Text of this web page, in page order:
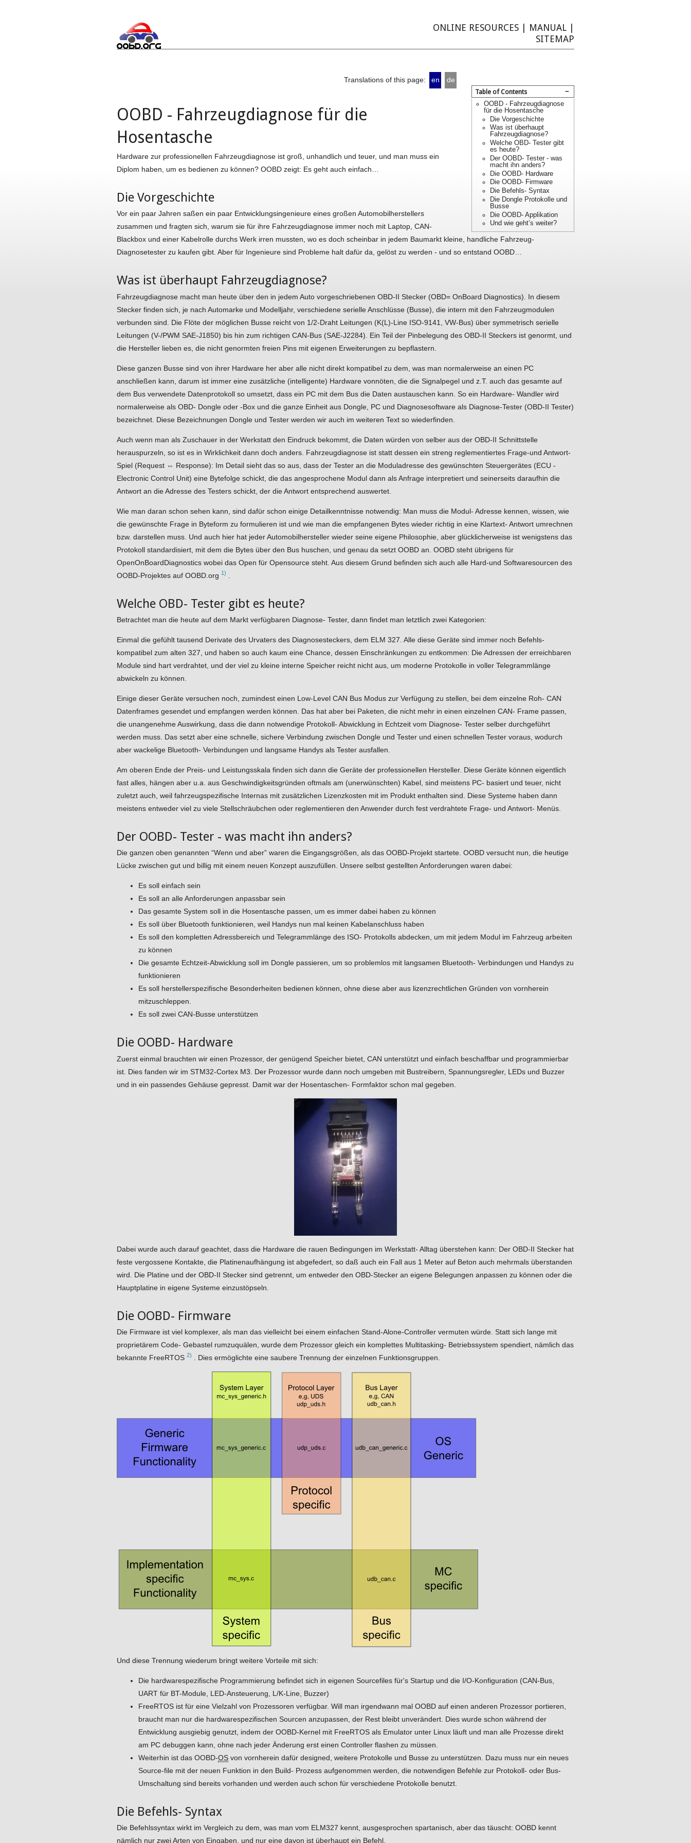
ONLINE RESOURCES MANUAL
SITEMAP
−
Table of Contents
OOBD - Fahrzeugdiagnose
für die Hosentasche
Die Vorgeschichte
Was ist überhaupt
Fahrzeugdiagnose?
Welche OBD- Tester gibt
es heute?
Der OOBD- Tester - was
macht ihn anders?
Die OOBD- Hardware
Die OOBD- Firmware
Die Befehls- Syntax
Die Dongle Protokolle und
Busse
Die OOBD- Applikation
Und wie geht’s weiter?
Translations of this page: en de
OOBD - Fahrzeugdiagnose für die
Hosentasche
Hardware zur professionellen Fahrzeugdiagnose ist groß, unhandlich und teuer, und man muss ein
Diplom haben, um es bedienen zu können? OOBD zeigt: Es geht auch einfach…
Die Vorgeschichte
Vor ein paar Jahren saßen ein paar Entwicklungsingenieure eines großen Automobilherstellers
zusammen und fragten sich, warum sie für ihre Fahrzeugdiagnose immer noch mit Laptop, CAN-
Blackbox und einer Kabelrolle durchs Werk irren mussten, wo es doch scheinbar in jedem Baumarkt kleine, handliche Fahrzeug-
Diagnosetester zu kaufen gibt. Aber für Ingenieure sind Probleme halt dafür da, gelöst zu werden - und so entstand OOBD…
Was ist überhaupt Fahrzeugdiagnose?
Fahrzeugdiagnose macht man heute über den in jedem Auto vorgeschriebenen OBD-II Stecker (OBD= OnBoard Diagnostics). In diesem
Stecker finden sich, je nach Automarke und Modelljahr, verschiedene serielle Anschlüsse (Busse), die intern mit den Fahrzeugmodulen
verbunden sind. Die Flöte der möglichen Busse reicht von 1/2-Draht Leitungen (K(L)-Line ISO-9141, VW-Bus) über symmetrisch serielle
Leitungen (V-/PWM SAE-J1850) bis hin zum richtigen CAN-Bus (SAE-J2284). Ein Teil der Pinbelegung des OBD-II Steckers ist genormt, und
die Hersteller lieben es, die nicht genormten freien Pins mit eigenen Erweiterungen zu bepflastern.
Diese ganzen Busse sind von ihrer Hardware her aber alle nicht direkt kompatibel zu dem, was man normalerweise an einen PC
anschließen kann, darum ist immer eine zusätzliche (intelligente) Hardware vonnöten, die die Signalpegel und z.T. auch das gesamte auf
dem Bus verwendete Datenprotokoll so umsetzt, dass ein PC mit dem Bus die Daten austauschen kann. So ein Hardware- Wandler wird
normalerweise als OBD- Dongle oder -Box und die ganze Einheit aus Dongle, PC und Diagnosesoftware als Diagnose-Tester (OBD-II Tester)
bezeichnet. Diese Bezeichnungen Dongle und Tester werden wir auch im weiteren Text so wiederfinden.
Auch wenn man als Zuschauer in der Werkstatt den Eindruck bekommt, die Daten würden von selber aus der OBD-II Schnittstelle
herauspurzeln, so ist es in Wirklichkeit dann doch anders. Fahrzeugdiagnose ist statt dessen ein streng reglementiertes Frage-und Antwort-
Spiel (Request ⇔ Response): Im Detail sieht das so aus, dass der Tester an die Moduladresse des gewünschten Steuergerätes (ECU -
Electronic Control Unit) eine Bytefolge schickt, die das angesprochene Modul dann als Anfrage interpretiert und seinerseits daraufhin die
Antwort an die Adresse des Testers schickt, der die Antwort entsprechend auswertet.
Wie man daran schon sehen kann, sind dafür schon einige Detailkenntnisse notwendig: Man muss die Modul- Adresse kennen, wissen, wie
die gewünschte Frage in Byteform zu formulieren ist und wie man die empfangenen Bytes wieder richtig in eine Klartext- Antwort umrechnen
bzw. darstellen muss. Und auch hier hat jeder Automobilhersteller wieder seine eigene Philosophie, aber glücklicherweise ist wenigstens das
Protokoll standardisiert, mit dem die Bytes über den Bus huschen, und genau da setzt OOBD an. OOBD steht übrigens für
OpenOnBoardDiagnostics wobei das Open für Opensource steht. Aus diesem Grund befinden sich auch alle Hard-und Softwaresourcen des
OOBD-Projektes auf OOBD.org 1)
Welche OBD- Tester gibt es heute?
Betrachtet man die heute auf dem Markt verfügbaren Diagnose- Tester, dann findet man letztlich zwei Kategorien:
Einmal die gefühlt tausend Derivate des Urvaters des Diagnosesteckers, dem ELM 327. Alle diese Geräte sind immer noch Befehls-
kompatibel zum alten 327, und haben so auch kaum eine Chance, dessen Einschränkungen zu entkommen: Die Adressen der erreichbaren
Module sind hart verdrahtet, und der viel zu kleine interne Speicher reicht nicht aus, um moderne Protokolle in voller Telegrammlänge
abwickeln zu können.
Einige dieser Geräte versuchen noch, zumindest einen Low-Level CAN Bus Modus zur Verfügung zu stellen, bei dem einzelne Roh- CAN
Datenframes gesendet und empfangen werden können. Das hat aber bei Paketen, die nicht mehr in einen einzelnen CAN- Frame passen,
die unangenehme Auswirkung, dass die dann notwendige Protokoll- Abwicklung in Echtzeit vom Diagnose- Tester selber durchgeführt
werden muss. Das setzt aber eine schnelle, sichere Verbindung zwischen Dongle und Tester und einen schnellen Tester voraus, wodurch
aber wackelige Bluetooth- Verbindungen und langsame Handys als Tester ausfallen.
Am oberen Ende der Preis- und Leistungsskala finden sich dann die Geräte der professionellen Hersteller. Diese Geräte können eigentlich
fast alles, hängen aber u.a. aus Geschwindigkeitsgründen oftmals am (unerwünschten) Kabel, sind meistens PC- basiert und teuer, nicht
zuletzt auch, weil fahrzeugspezifische Internas mit zusätzlichen Lizenzkosten mit im Produkt enthalten sind. Diese Systeme haben dann
meistens entweder viel zu viele Stellschräubchen oder reglementieren den Anwender durch fest verdrahtete Frage- und Antwort- Menüs.
Der OOBD- Tester - was macht ihn anders?
Die ganzen oben genannten “Wenn und aber” waren die Eingangsgrößen, als das OOBD-Projekt startete. OOBD versucht nun, die heutige
Lücke zwischen gut und billig mit einem neuen Konzept auszufüllen. Unsere selbst gestellten Anforderungen waren dabei:
Es soll einfach sein
Es soll an alle Anforderungen anpassbar sein
Das gesamte System soll in die Hosentasche passen, um es immer dabei haben zu können
Es soll über Bluetooth funktionieren, weil Handys nun mal keinen Kabelanschluss haben
Es soll den kompletten Adressbereich und Telegrammlänge des ISO- Protokolls abdecken, um mit jedem Modul im Fahrzeug arbeiten
zu können
Die gesamte Echtzeit-Abwicklung soll im Dongle passieren, um so problemlos mit langsamen Bluetooth- Verbindungen und Handys zu
funktionieren
Es soll herstellerspezifische Besonderheiten bedienen können, ohne diese aber aus lizenzrechtlichen Gründen von vornherein
mitzuschleppen.
Es soll zwei CAN-Busse unterstützen
Die OOBD- Hardware
Zuerst einmal brauchten wir einen Prozessor, der genügend Speicher bietet, CAN unterstützt und einfach beschaffbar und programmierbar
ist. Dies fanden wir im STM32-Cortex M3. Der Prozessor wurde dann noch umgeben mit Bustreibern, Spannungsregler, LEDs und Buzzer
und in ein passendes Gehäuse gepresst. Damit war der Hosentaschen- Formfaktor schon mal gegeben.
Dabei wurde auch darauf geachtet, dass die Hardware die rauen Bedingungen im Werkstatt- Alltag überstehen kann: Der OBD-II Stecker hat
feste vergossene Kontakte, die Platinenaufhängung ist abgefedert, so daß auch ein Fall aus 1 Meter auf Beton auch mehrmals überstanden
wird. Die Platine und der OBD-II Stecker sind getrennt, um entweder den OBD-Stecker an eigene Belegungen anpassen zu können oder die
Hauptplatine in eigene Systeme einzustöpseln.
Die OOBD- Firmware
Die Firmware ist viel komplexer, als man das vielleicht bei einem einfachen Stand-Alone-Controller vermuten würde. Statt sich lange mit
proprietärem Code- Gebastel rumzuquälen, wurde dem Prozessor gleich ein komplettes Multitasking- Betriebssystem spendiert, nämlich das
bekannte FreeRTOS 2) . Dies ermöglichte eine saubere Trennung der einzelnen Funktionsgruppen.
Und diese Trennung wiederum bringt weitere Vorteile mit sich:
Die hardwarespezifische Programmierung befindet sich in eigenen Sourcefiles für's Startup und die I/O-Konfiguration (CAN-Bus,
UART für BT-Module, LED-Ansteuerung, L/K-Line, Buzzer)
FreeRTOS ist für eine Vielzahl von Prozessoren verfügbar. Will man irgendwann mal OOBD auf einen anderen Prozessor portieren,
braucht man nur die hardwarespezifischen Sourcen anzupassen, der Rest bleibt unverändert. Dies wurde schon während der
Entwicklung ausgiebig genutzt, indem der OOBD-Kernel mit FreeRTOS als Emulator unter Linux läuft und man alle Prozesse direkt
am PC debuggen kann, ohne nach jeder Änderung erst einen Controller flashen zu müssen.
Weiterhin ist das OOBD-OS von vornherein dafür designed, weitere Protokolle und Busse zu unterstützen. Dazu muss nur ein neues
Source-file mit der neuen Funktion in den Build- Prozess aufgenommen werden, die notwendigen Befehle zur Protokoll- oder Bus-
Umschaltung sind bereits vorhanden und werden auch schon für verschiedene Protokolle benutzt.
Die Befehls- Syntax
Die Befehlssyntax wirkt im Vergleich zu dem, was man vom ELM327 kennt, ausgesprochen spartanisch, aber das täuscht: OOBD kennt
nämlich nur zwei Arten von Eingaben, und nur eine davon ist überhaupt ein Befehl.